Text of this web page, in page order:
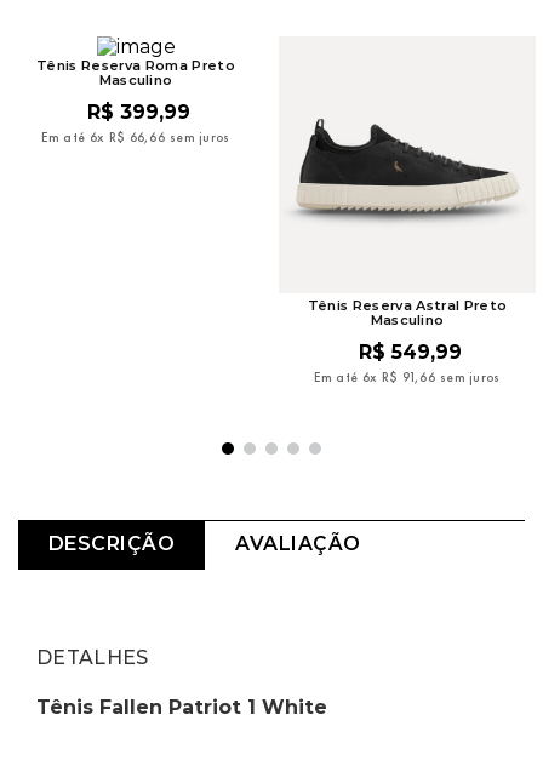
Tênis Reserva Roma Preto
Masculino
R$ 399,99
Em até 6x R$ 66, 66 sem juros
Tênis Reserva Astral Preto
Masculino
R$ 549,99
Em até 6x R$ 91, 66 sem juros
DESCRIÇÃO AVALIAÇÃO
DETALHES
Tênis Fallen Patriot 1 White